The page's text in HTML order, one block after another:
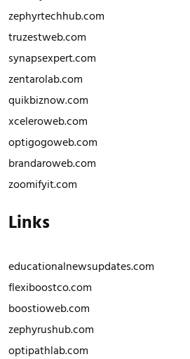
zephyrtechhub.com
truzestweb.com
synapsexpert.com
zentarolab.com
quikbiznow.com
xceleroweb.com
optigogoweb.com
brandaroweb.com
zoomifyit.com
Links
educationalnewsupdates.com
flexiboostco.com
boostioweb.com
zephyrushub.com
optipathlab.com